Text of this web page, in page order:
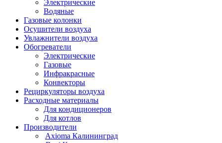
Электрические
Водяные
Газовые колонки
Осушители воздуха
Увлажнители воздуха
Обогреватели
Электрические
Газовые
Инфракрасные
Конвекторы
Рециркуляторы воздуха
Расходные материалы
Для кондиционеров
Для котлов
Производители
Axioma Калининград